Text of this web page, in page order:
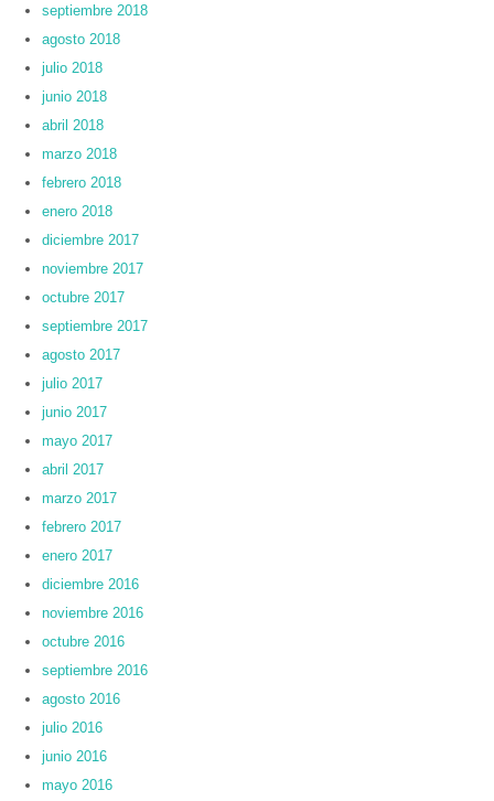
septiembre 2018
agosto 2018
julio 2018
junio 2018
abril 2018
marzo 2018
febrero 2018
enero 2018
diciembre 2017
noviembre 2017
octubre 2017
septiembre 2017
agosto 2017
julio 2017
junio 2017
mayo 2017
abril 2017
marzo 2017
febrero 2017
enero 2017
diciembre 2016
noviembre 2016
octubre 2016
septiembre 2016
agosto 2016
julio 2016
junio 2016
mayo 2016